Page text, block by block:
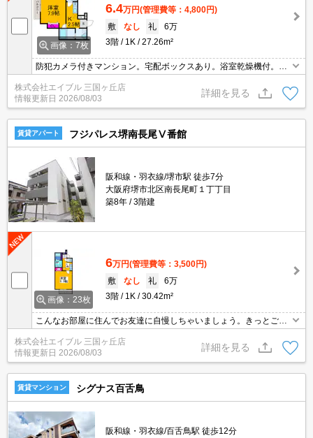
画像：7枚
6.4万円(管理費等：4,800円)
敷
なし 礼
6万
3階
1K 27.26m²
防犯カメラ付きマンション。宅配ボックスあり。浴室乾燥機付。温
水洗浄便座付き。要火災保険。
株式会社エイブル 三国ヶ丘店
情報更新日 2026/08/03
詳細を見る
賃貸アパート フジパレス堺南長尾Ⅴ番館
阪和線・羽衣線/堺市駅 徒歩7分
大阪府堺市北区南長尾町１丁丁目
築8年
3階建
画像：23枚
6万円(管理費等：3,500円)
敷
なし 礼
6万
3階
1K 30.42m²
こんなお部屋に住んでお友達に自慢しちゃいましょう。きっとご満
悦。
株式会社エイブル 三国ヶ丘店
情報更新日 2026/08/03
詳細を見る
賃貸マンション シグナス百舌鳥
阪和線・羽衣線/百舌鳥駅 徒歩12分